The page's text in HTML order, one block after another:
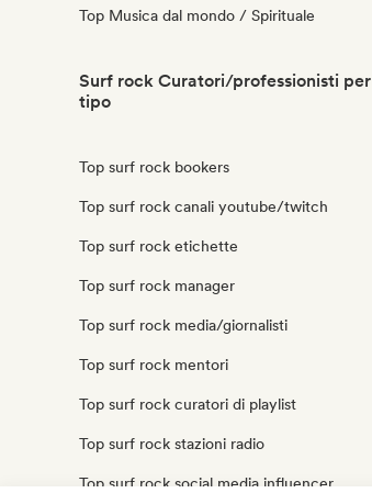
Top Musica dal mondo / Spirituale
Surf rock Curatori/professionisti per
tipo
Top surf rock bookers
Top surf rock canali youtube/twitch
Top surf rock etichette
Top surf rock manager
Top surf rock media/giornalisti
Top surf rock mentori
Top surf rock curatori di playlist
Top surf rock stazioni radio
Top surf rock social media influencer